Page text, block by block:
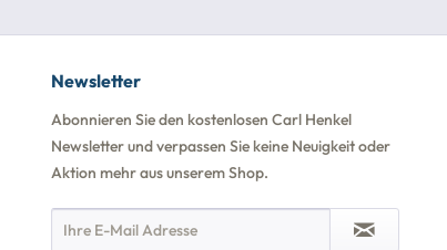
Newsletter
Abonnieren Sie den kostenlosen Carl Henkel
Newsletter und verpassen Sie keine Neuigkeit oder
Aktion mehr aus unserem Shop.